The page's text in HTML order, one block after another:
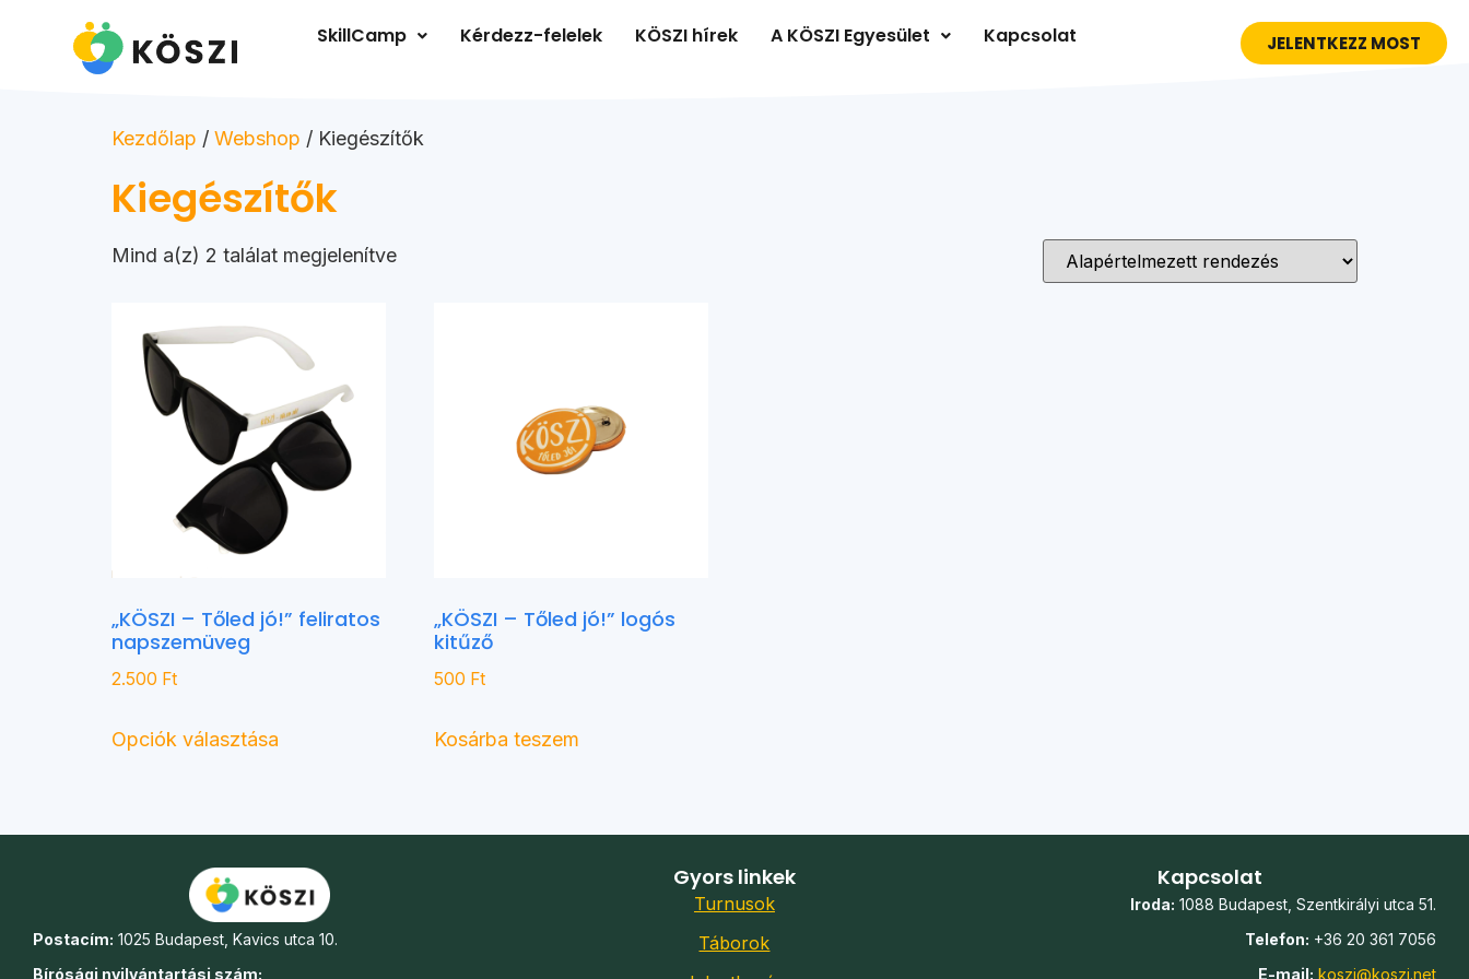
SkillCamp Kérdezz-felelek KÖSZI hírek A KÖSZI Egyesület Kapcsolat JELENTKEZZ MOST
Kezdőlap / Webshop / Kiegészítők
Kiegészítők
Mind a(z) 2 találat megjelenítve
„KÖSZI – Tőled jó!” feliratos
napszemüveg
2.500 Ft
Opciók választása
„KÖSZI – Tőled jó!” logós
kitűző
500 Ft
Kosárba teszem
Postacím: 1025 Budapest, Kavics utca 10.
Bírósági nyilvántartási szám:
Gyors linkek
Turnusok
Táborok
Kapcsolat
Iroda: 1088 Budapest, Szentkirályi utca 51.
Telefon: +36 20 361 7056
E-mail: koszi@koszi.net